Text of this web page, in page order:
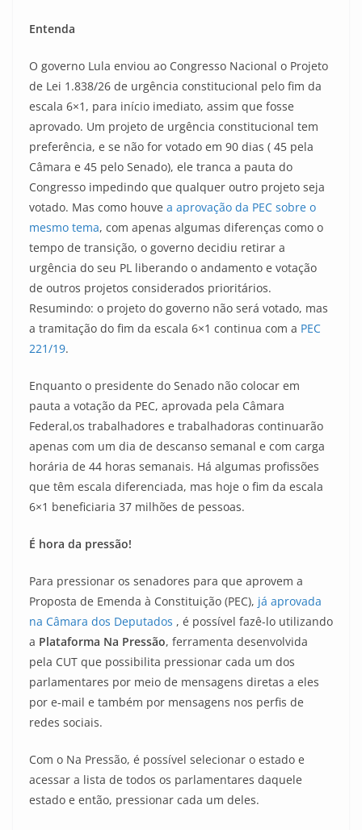
Entenda
O governo Lula enviou ao Congresso Nacional o Projeto
de Lei 1.838/26 de urgência constitucional pelo fim da
escala 6×1, para início imediato, assim que fosse
aprovado. Um projeto de urgência constitucional tem
preferência, e se não for votado em 90 dias ( 45 pela
Câmara e 45 pelo Senado), ele tranca a pauta do
Congresso impedindo que qualquer outro projeto seja
votado. Mas como houve a aprovação da PEC sobre o
mesmo tema, com apenas algumas diferenças como o
tempo de transição, o governo decidiu retirar a
urgência do seu PL liberando o andamento e votação
de outros projetos considerados prioritários.
Resumindo: o projeto do governo não será votado, mas
a tramitação do fim da escala 6×1 continua com a PEC
221/19.
Enquanto o presidente do Senado não colocar em
pauta a votação da PEC, aprovada pela Câmara
Federal,os trabalhadores e trabalhadoras continuarão
apenas com um dia de descanso semanal e com carga
horária de 44 horas semanais. Há algumas profissões
que têm escala diferenciada, mas hoje o fim da escala
6×1 beneficiaria 37 milhões de pessoas.
É hora da pressão!
Para pressionar os senadores para que aprovem a
Proposta de Emenda à Constituição (PEC), já aprovada
na Câmara dos Deputados , é possível fazê-lo utilizando
a Plataforma Na Pressão, ferramenta desenvolvida
pela CUT que possibilita pressionar cada um dos
parlamentares por meio de mensagens diretas a eles
por e-mail e também por mensagens nos perfis de
redes sociais.
Com o Na Pressão, é possível selecionar o estado e
acessar a lista de todos os parlamentares daquele
estado e então, pressionar cada um deles.